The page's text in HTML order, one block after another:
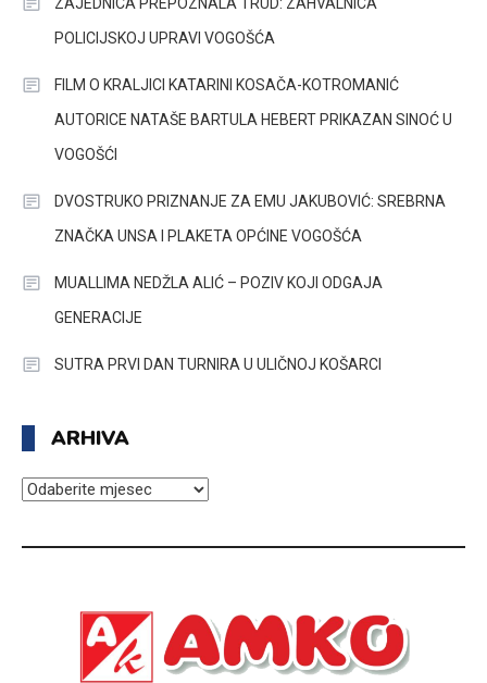
ZAJEDNICA PREPOZNALA TRUD: ZAHVALNICA
POLICIJSKOJ UPRAVI VOGOŠĆA
FILM O KRALJICI KATARINI KOSAČA-KOTROMANIĆ
AUTORICE NATAŠE BARTULA HEBERT PRIKAZAN SINOĆ U
VOGOŠĆI
DVOSTRUKO PRIZNANJE ZA EMU JAKUBOVIĆ: SREBRNA
ZNAČKA UNSA I PLAKETA OPĆINE VOGOŠĆA
MUALLIMA NEDŽLA ALIĆ – POZIV KOJI ODGAJA
GENERACIJE
SUTRA PRVI DAN TURNIRA U ULIČNOJ KOŠARCI
ARHIVA
ARHIVA